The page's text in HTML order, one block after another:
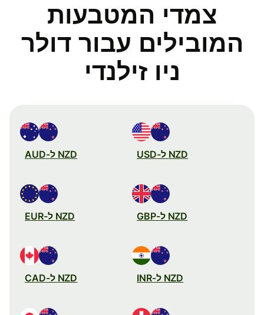
צמדי המטבעות
המובילים עבור דולר
ניו זילנדי
NZD ל-USD NZD ל-AUD
NZD ל-GBP NZD ל-EUR
NZD ל-INR NZD ל-CAD